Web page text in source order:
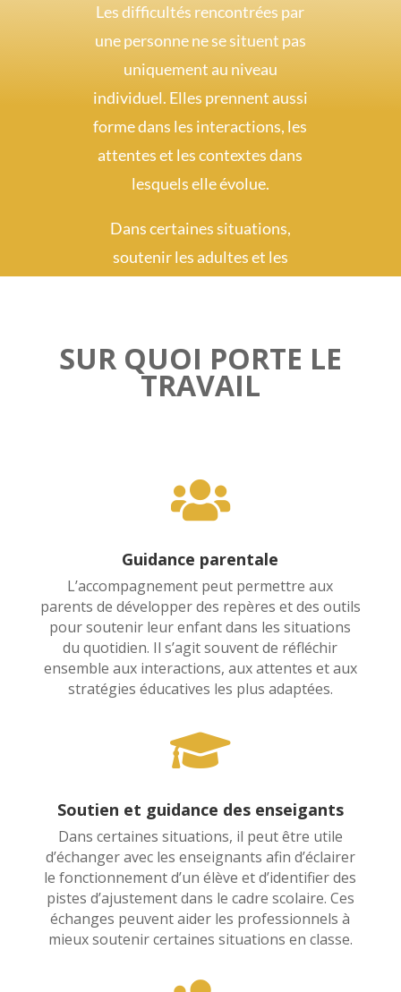
Les difficultés rencontrées par
une personne ne se situent pas
uniquement au niveau
individuel. Elles prennent aussi
forme dans les interactions, les
attentes et les contextes dans
lesquels elle évolue.
Dans certaines situations,
soutenir les adultes et les
évolution.
ou encore l’environnement de
conditions plus soutenantes
pour la personne.
SUR QUOI PORTE LE
TRAVAIL

Guidance parentale
L’accompagnement peut permettre aux
parents de développer des repères et des outils
pour soutenir leur enfant dans les situations
du quotidien. Il s’agit souvent de réfléchir
ensemble aux interactions, aux attentes et aux
stratégies éducatives les plus adaptées.

Soutien et guidance des enseigants
Dans certaines situations, il peut être utile
d’échanger avec les enseignants afin d’éclairer
le fonctionnement d’un élève et d’identifier des
pistes d’ajustement dans le cadre scolaire. Ces
échanges peuvent aider les professionnels à
mieux soutenir certaines situations en classe.